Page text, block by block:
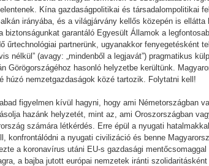
Kína gazdaságpolitikai és társadalompolitikai
irányába, és a világjárvány kellős közepén is
biztonságunkat garantáló Egyesült Államok a
űrtechnológiai partnerünk, ugyanakkor fenyegetésként
nélkül” (avagy: „mindenből a legjavát”) pragmatikus
Görögországéhoz hasonló helyzetbe kerültünk.
húzó nemzetgazdaságok közé tartozik. Folytatni kell!
figyelmen kívül hagyni, hogy ami Németországban
hazánk helyzetét, mint az, ami Oroszországban
számára létkérdés. Erre épül a nyugati
konfrontálódni a nyugati civilizáció és benne
a koronavírus utáni EU-s gazdasági
a bajba jutott európai nemzetek iránti